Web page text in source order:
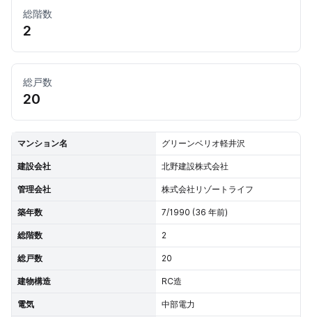
総階数
2
総戸数
20
マンション名 グリーンベリオ軽井沢
建設会社 北野建設株式会社
管理会社 株式会社リゾートライフ
築年数 7/1990 (36 年前)
総階数 2
総戸数 20
建物構造 RC造
電気 中部電力